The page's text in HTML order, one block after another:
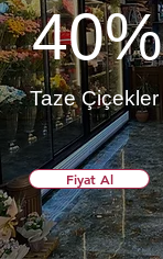
40%
Taze Çiçekler
Fiyat Al